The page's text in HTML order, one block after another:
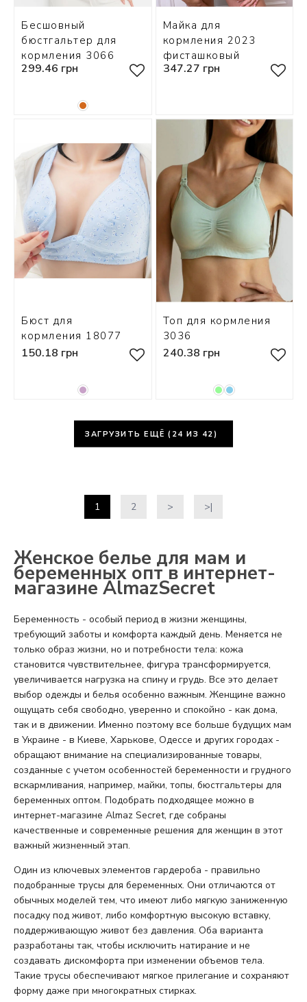
Бесшовный
бюстгальтер для
кормления 3066
299.46 грн
Майка для
кормления 2023
фисташковый
347.27 грн
Бюст для
кормления 18077
150.18 грн
Топ для кормления
3036
240.38 грн
ЗАГРУЗИТЬ ЕЩЁ ( 24 ИЗ 42)
1 2 > >|
Женское белье для мам и
беременных опт в интернет-
магазине AlmazSecret
Беременность - особый период в жизни женщины,
требующий заботы и комфорта каждый день. Меняется не
только образ жизни, но и потребности тела: кожа
становится чувствительнее, фигура трансформируется,
увеличивается нагрузка на спину и грудь. Все это делает
выбор одежды и белья особенно важным. Женщине важно
ощущать себя свободно, уверенно и спокойно - как дома,
так и в движении. Именно поэтому все больше будущих мам
в Украине - в Киеве, Харькове, Одессе и других городах -
обращают внимание на специализированные товары,
созданные с учетом особенностей беременности и грудного
вскармливания, например, майки, топы, бюстгальтеры для
беременных оптом. Подобрать подходящее можно в
интернет-магазине Almaz Secret, где собраны
качественные и современные решения для женщин в этот
важный жизненный этап.
Один из ключевых элементов гардероба - правильно
подобранные трусы для беременных. Они отличаются от
обычных моделей тем, что имеют либо мягкую заниженную
посадку под живот, либо комфортную высокую вставку,
поддерживающую живот без давления. Оба варианта
разработаны так, чтобы исключить натирание и не
создавать дискомфорта при изменении объемов тела.
Такие трусы обеспечивают мягкое прилегание и сохраняют
форму даже при многократных стирках.